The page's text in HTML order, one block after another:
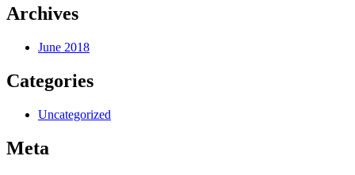
Archives
June 2018
Categories
Uncategorized
Meta